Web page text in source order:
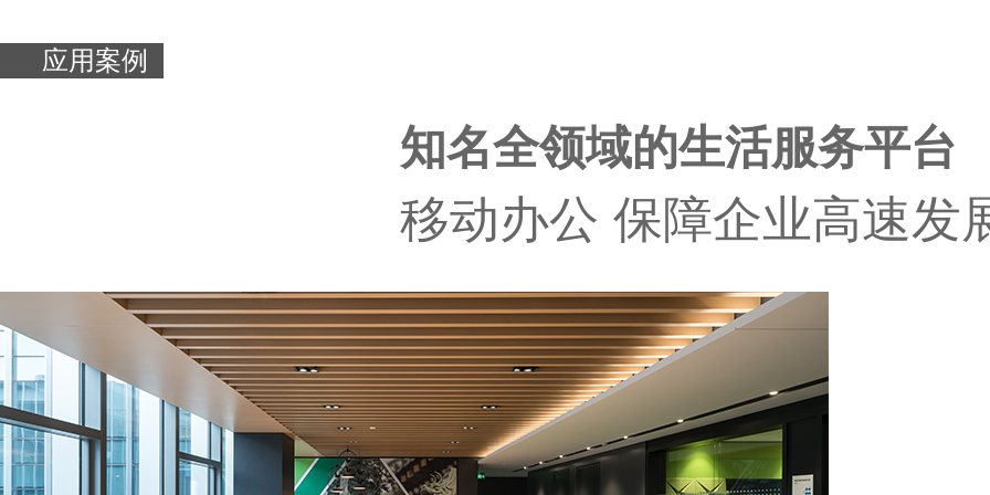
应用案例
知名全领域的生活服务平台
移动办公 保障企业高速发